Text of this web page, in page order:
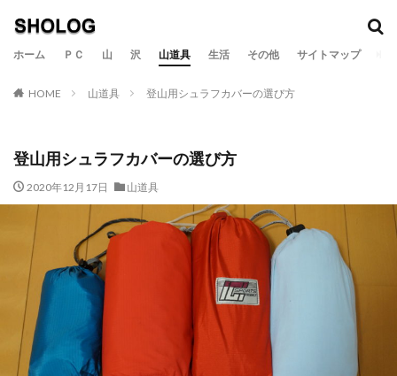
ホーム ＰＣ 山 沢 山道具 生活 その他 サイトマップ
HOME 山道具 登山用シュラフカバーの選び方
登山用シュラフカバーの選び方
2020年12月17日 山道具
カテゴリー